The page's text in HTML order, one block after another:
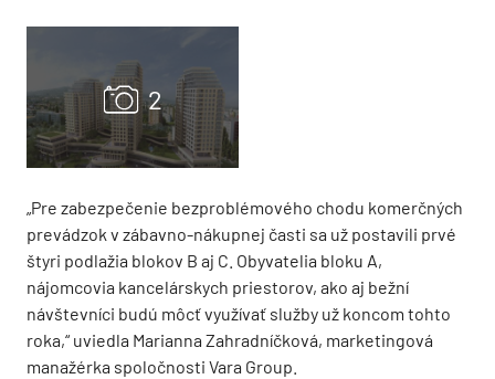
„Pre zabezpečenie bezproblémového chodu komerčných
prevádzok v zábavno-nákupnej časti sa už postavili prvé
štyri podlažia blokov B aj C. Obyvatelia bloku A,
nájomcovia kancelárskych priestorov, ako aj bežní
návštevníci budú môcť využívať služby už koncom tohto
roka,“ uviedla Marianna Zahradníčková, marketingová
manažérka spoločnosti Vara Group.